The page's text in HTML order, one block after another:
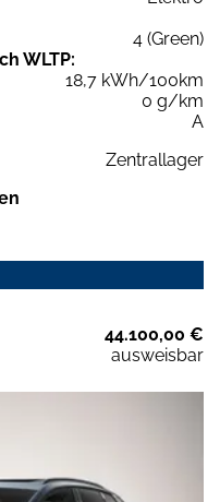
4 (Green)
WLTP:
18,7 kWh/100km
0 g/km
A
Zentrallager
44.100,00 €
ausweisbar